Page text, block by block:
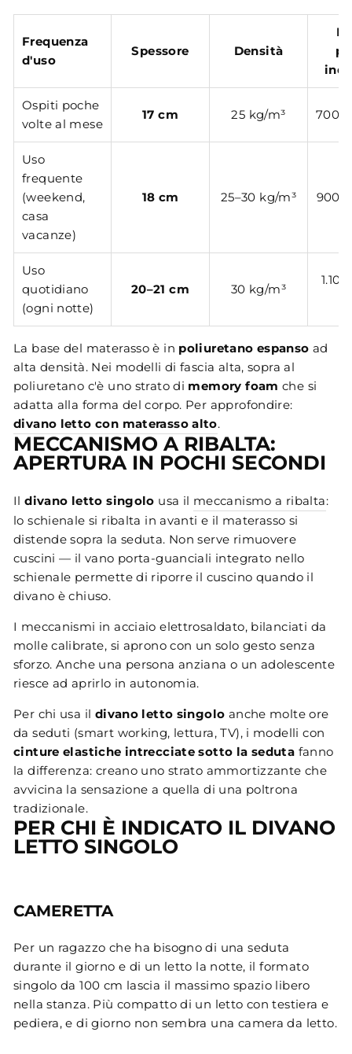
Frequenza
d'uso
Spessore Densità
Ospiti poche
volte al mese
17 cm 25 kg/m³ 700
Uso
frequente
(weekend,
casa
vacanze)
18 cm 25–30 kg/m³ 900
Uso
quotidiano
(ogni notte)
20–21 cm 30 kg/m³
La base del materasso è in poliuretano espanso ad
alta densità. Nei modelli di fascia alta, sopra al
poliuretano c'è uno strato di memory foam che si
adatta alla forma del corpo. Per approfondire:
divano letto con materasso alto.
MECCANISMO A RIBALTA:
APERTURA IN POCHI SECONDI
Ildivano letto singolo usa il meccanismo a ribalta:
lo schienale si ribalta in avanti e il materasso si
distende sopra la seduta. Non serve rimuovere
cuscini — il vano porta-guanciali integrato nello
schienale permette di riporre il cuscino quando il
divano è chiuso.
I meccanismi in acciaio elettrosaldato, bilanciati da
molle calibrate, si aprono con un solo gesto senza
sforzo. Anche una persona anziana o un adolescente
riesce ad aprirlo in autonomia.
Per chi usa il divano letto singolo anche molte ore
da seduti (smart working, lettura, TV), i modelli con
cinture elastiche intrecciate sotto la seduta fanno
la differenza: creano uno strato ammortizzante che
avvicina la sensazione a quella di una poltrona
tradizionale.
PER CHI È INDICATO IL DIVANO
LETTO SINGOLO
CAMERETTA
Per un ragazzo che ha bisogno di una seduta
durante il giorno e di un letto la notte, il formato
singolo da 100 cm lascia il massimo spazio libero
nella stanza. Più compatto di un letto con testiera e
pediera, e di giorno non sembra una camera da letto.